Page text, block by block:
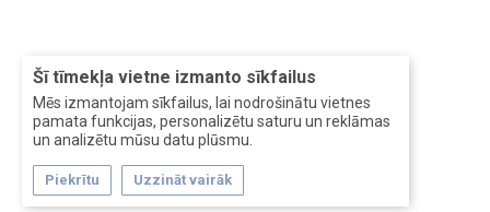
Šī tīmekļa vietne izmanto sīkfailus
Mēs izmantojam sīkfailus, lai nodrošinātu vietnes
pamata funkcijas, personalizētu saturu un reklāmas
un analizētu mūsu datu plūsmu.
Piekrītu Uzzināt vairāk